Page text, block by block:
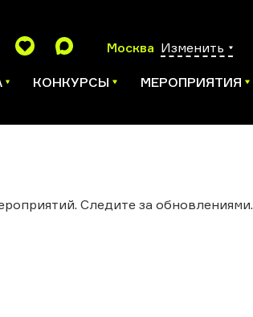
Москва Изменить
КОНКУРСЫ МЕРОПРИЯТИЯ
Следите за обновлениями.